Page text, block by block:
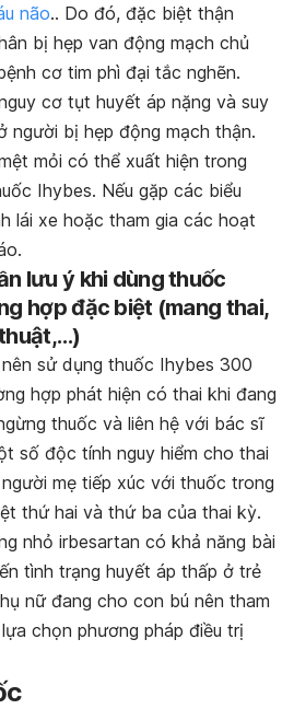
não.. Do đó, đặc biệt thận
bị hẹp van động mạch chủ
cơ tim phì đại tắc nghẽn.
cơ tụt huyết áp nặng và suy
người bị hẹp động mạch thận.
mỏi có thể xuất hiện trong
Ihybes. Nếu gặp các biểu
lái xe hoặc tham gia các hoạt
lưu ý khi dùng thuốc
hợp đặc biệt (mang thai,
sử dụng thuốc Ihybes 300
hợp phát hiện có thai khi đang
thuốc và liên hệ với bác sĩ
số độc tính nguy hiểm cho thai
mẹ tiếp xúc với thuốc trong
thứ hai và thứ ba của thai kỳ.
nhỏ irbesartan có khả năng bài
tình trạng huyết áp thấp ở trẻ
nữ đang cho con bú nên tham
chọn phương pháp điều trị